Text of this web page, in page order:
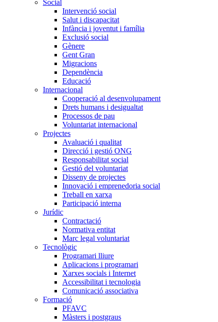
Social
Intervenció social
Salut i discapacitat
Infància i joventut i família
Exclusió social
Gènere
Gent Gran
Migracions
Dependència
Educació
Internacional
Cooperació al desenvolupament
Drets humans i desigualtat
Processos de pau
Voluntariat internacional
Projectes
Avaluació i qualitat
Direcció i gestió ONG
Responsabilitat social
Gestió del voluntariat
Disseny de projectes
Innovació i emprenedoria social
Treball en xarxa
Participació interna
Jurídic
Contractació
Normativa entitat
Marc legal voluntariat
Tecnològic
Programari lliure
Aplicacions i programari
Xarxes socials i Internet
Accessibilitat i tecnologia
Comunicació associativa
Formació
PFAVC
Màsters i postgraus